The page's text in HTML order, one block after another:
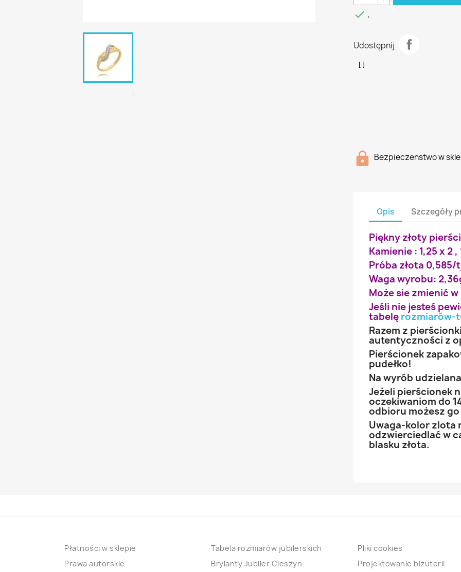
 .
Udostępnij
Bezpieczenstwo w
Opis Szczegóły
Piękny złoty
Kamienie : 1,25 x 2 ,
Próba złota 0,585/
Waga wyrobu:
Może sie zmienić
Jeśli nie jesteś
tabelę rozmiarów-
Razem z
autentyczności z
Pierścionek
pudełko!
Na wyrób
Jeżeli pierścionek
oczekiwaniom do
odbioru możesz
Uwaga-kolor zlota
odzwierciedlać w
blasku złota.
Płatności w sklepie
Prawa autorskie
Tabela rozmiarów jubilerskich
Brylanty Jubiler Cieszyn.
Pliki cookies
Projektowanie biżuterii